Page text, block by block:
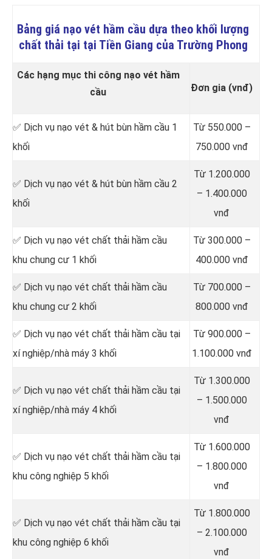
Bảng giá nạo vét hầm cầu dựa theo khối lượng
chất thải tại tại Tiền Giang của Trường Phong
Các hạng mục thi công nạo vét hầm
cầu
Đơn gia (vnđ)
✅ Dịch vụ nạo vét & hút bùn hầm cầu 1
khối
Từ 550.000 –
750.000 vnđ
✅ Dịch vụ nạo vét & hút bùn hầm cầu 2
khối
Từ 1.200.000
– 1.400.000
vnđ
✅ Dịch vụ nạo vét chất thải hầm cầu
khu chung cư 1 khối
Từ 300.000 –
400.000 vnđ
✅ Dịch vụ nạo vét chất thải hầm cầu
khu chung cư 2 khối
Từ 700.000 –
800.000 vnđ
✅ Dịch vụ nạo vét chất thải hầm cầu tại
xí nghiệp/nhà máy 3 khối
Từ 900.000 –
1.100.000 vnđ
✅ Dịch vụ nạo vét chất thải hầm cầu tại
xí nghiệp/nhà máy 4 khối
Từ 1.300.000
– 1.500.000
vnđ
✅ Dịch vụ nạo vét chất thải hầm cầu tại
khu công nghiệp 5 khối
Từ 1.600.000
– 1.800.000
vnđ
✅ Dịch vụ nạo vét chất thải hầm cầu tại
khu công nghiệp 6 khối
Từ 1.800.000
– 2.100.000
vnđ